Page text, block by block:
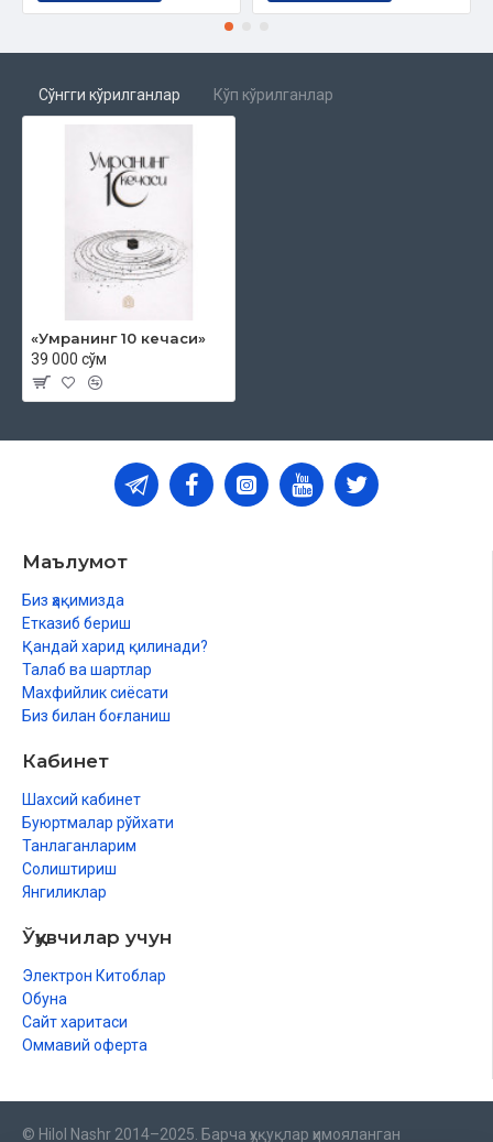
Сўнгги кўрилганлар Кўп кўрилганлар
«Умранинг 10 кечаси»
39 000 сўм
Маълумот
Биз ҳақимизда
Етказиб бериш
Қандай харид қилинади?
Талаб ва шартлар
Махфийлик сиёсати
Биз билан боғланиш
Кабинет
Шахсий кабинет
Буюртмалар рўйхати
Танлаганларим
Солиштириш
Янгиликлар
Ўқувчилар учун
Электрон Китоблар
Обуна
Сайт харитаси
Оммавий оферта
© Hilol Nashr 2014–2025. Барча ҳуқуқлар ҳимояланган